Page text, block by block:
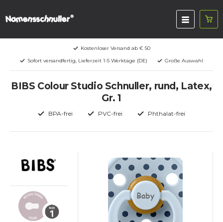
Kostenloser Versand ab € 50
Sofort versandfertig, Lieferzeit 1-5 Werktage (DE)
Große Auswahl
BIBS Colour Studio Schnuller, rund, Latex,
Gr. 1
BPA-frei PVC-frei Phthalat-frei
Baby